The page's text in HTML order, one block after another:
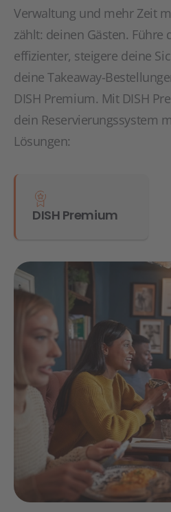
Verwaltung und mehr Zeit
zählt: deinen Gästen. Führe
effizienter, steigere deine
deine Takeaway-
DISH Premium. Mit DISH
dein Reservierungssystem
Lösungen:
DISH Premium